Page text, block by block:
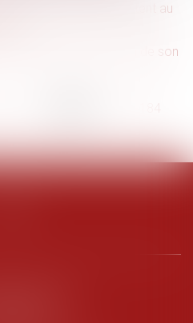
amiante se limitent au
salariée cesse à la fin de son
> >>